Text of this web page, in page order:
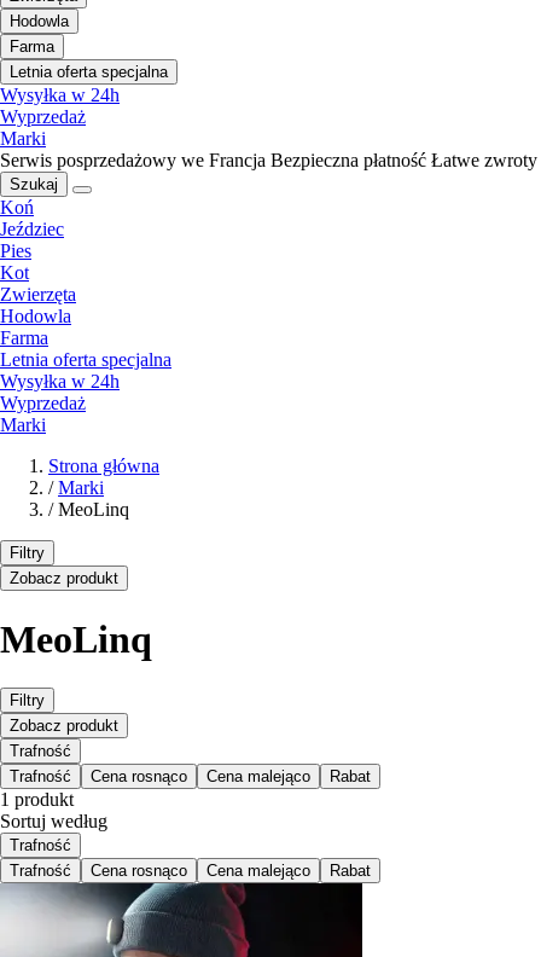
Hodowla
Farma
Letnia oferta specjalna
Wysyłka w 24h
Wyprzedaż
Marki
Serwis posprzedażowy we Francja Bezpieczna płatność Łatwe zwroty
Szukaj
Koń
Jeździec
Pies
Kot
Zwierzęta
Hodowla
Farma
Letnia oferta specjalna
Wysyłka w 24h
Wyprzedaż
Marki
Strona główna
/ Marki
/ MeoLinq
Filtry
Zobacz produkt
MeoLinq
Filtry
Zobacz produkt
Trafność
Trafność
Cena rosnąco Cena malejąco Rabat
1 produkt
Sortuj według
Trafność
Trafność
Cena rosnąco Cena malejąco Rabat